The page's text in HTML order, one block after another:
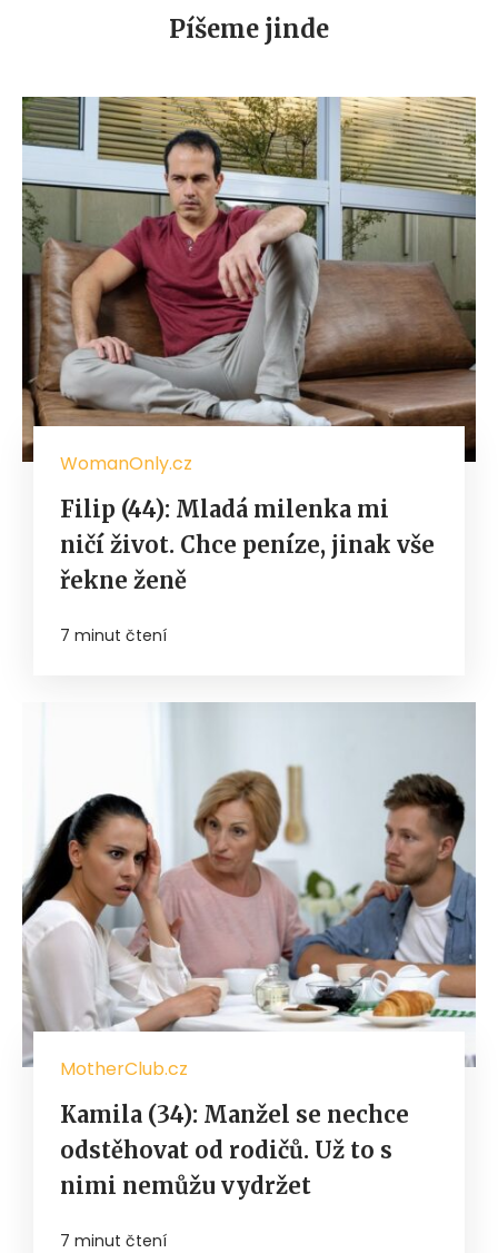
Píšeme jinde
WomanOnly.cz
Filip (44): Mladá milenka mi
ničí život. Chce peníze, jinak vše
řekne ženě
7 minut čtení
MotherClub.cz
Kamila (34): Manžel se nechce
odstěhovat od rodičů. Už to s
nimi nemůžu vydržet
7 minut čtení